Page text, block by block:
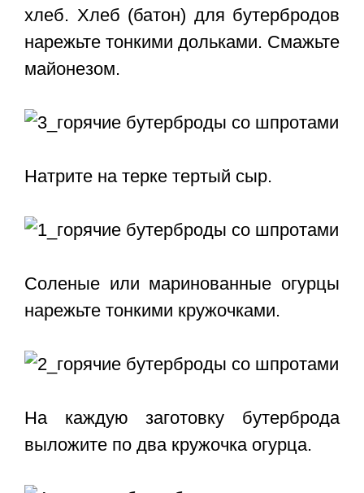
хлеб. Хлеб (батон) для бутербродов
нарежьте тонкими дольками. Смажьте
майонезом.
Натрите на терке тертый сыр.
Соленые или маринованные огурцы
нарежьте тонкими кружочками.
На каждую заготовку бутерброда
выложите по два кружочка огурца.